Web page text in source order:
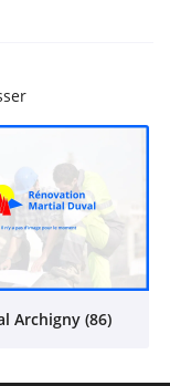
Archigny (86)